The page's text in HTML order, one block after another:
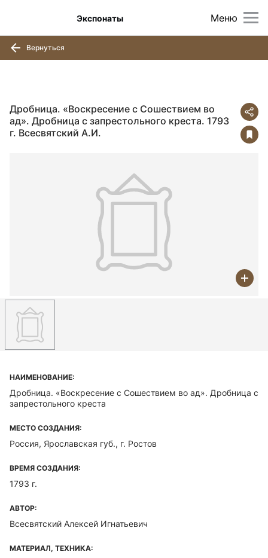
Меню
Экспонаты
Вернуться
Дробница. «Воскресение с Сошествием во
ад». Дробница с запрестольного креста. 1793
г. Всесвятский А.И.
НАИМЕНОВАНИЕ:
Дробница. «Воскресение с Сошествием во ад». Дробница с
запрестольного креста
МЕСТО СОЗДАНИЯ:
Россия, Ярославская губ., г. Ростов
ВРЕМЯ СОЗДАНИЯ:
1793 г.
АВТОР:
Всесвятский Алексей Игнатьевич
МАТЕРИАЛ, ТЕХНИКА: